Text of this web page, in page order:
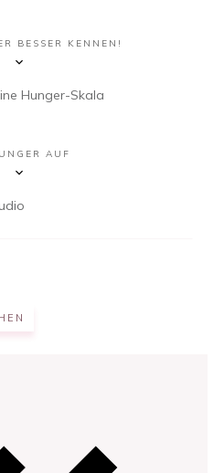
BESSER KENNEN!
Hunger-Skala
AUF